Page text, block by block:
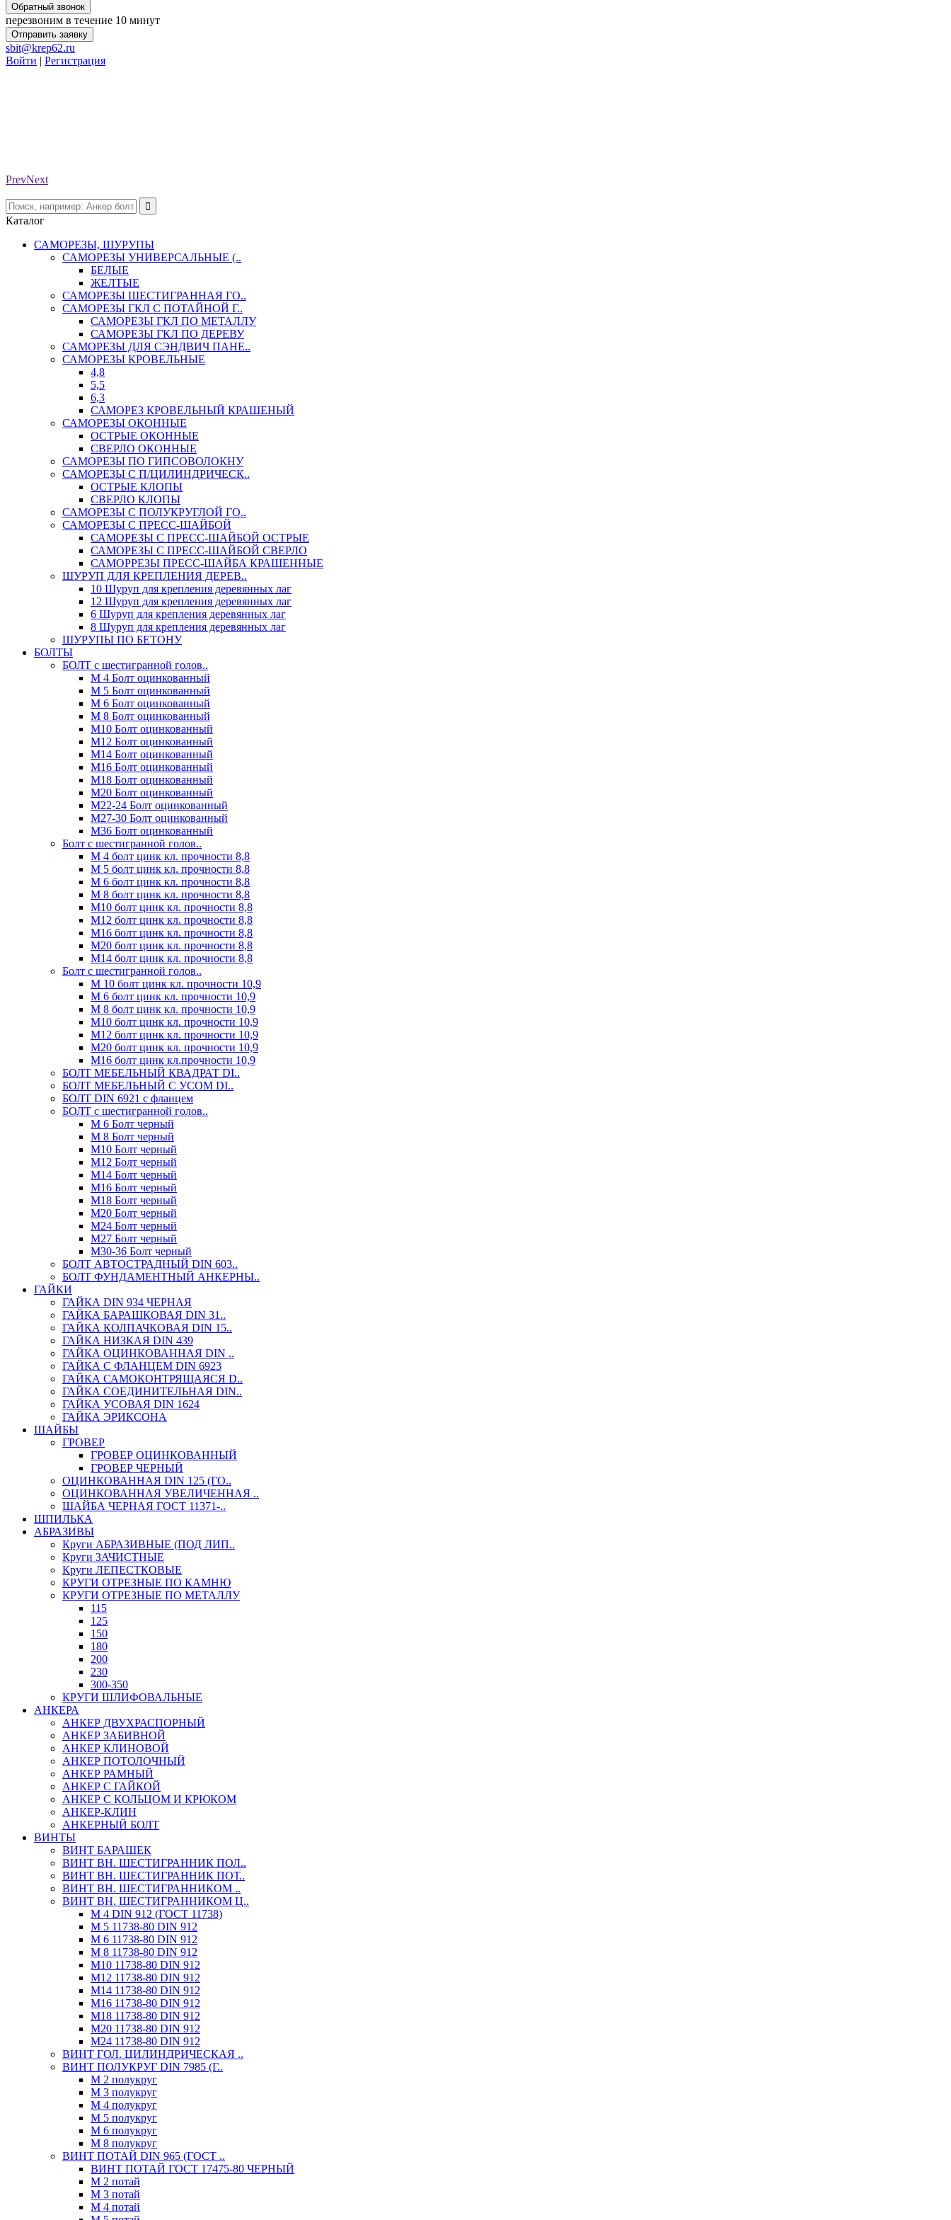
Обратный звонок
перезвоним в течение 10 минут
Отправить заявку
sbit@krep62.ru
Войти | Регистрация
PrevNext
Каталог
САМОРЕЗЫ, ШУРУПЫ
САМОРЕЗЫ УНИВЕРСАЛЬНЫЕ (..
БЕЛЫЕ
ЖЕЛТЫЕ
САМОРЕЗЫ ШЕСТИГРАННАЯ ГО..
САМОРЕЗЫ ГКЛ С ПОТАЙНОЙ Г..
САМОРЕЗЫ ГКЛ ПО МЕТАЛЛУ
САМОРЕЗЫ ГКЛ ПО ДЕРЕВУ
САМОРЕЗЫ ДЛЯ СЭНДВИЧ ПАНЕ..
САМОРЕЗЫ КРОВЕЛЬНЫЕ
4,8
5,5
6,3
САМОРЕЗ КРОВЕЛЬНЫЙ КРАШЕНЫЙ
САМОРЕЗЫ ОКОННЫЕ
ОСТРЫЕ ОКОННЫЕ
СВЕРЛО ОКОННЫЕ
САМОРЕЗЫ ПО ГИПСОВОЛОКНУ
САМОРЕЗЫ С П/ЦИЛИНДРИЧЕСК..
ОСТРЫЕ КЛОПЫ
СВЕРЛО КЛОПЫ
САМОРЕЗЫ С ПОЛУКРУГЛОЙ ГО..
САМОРЕЗЫ С ПРЕСС-ШАЙБОЙ
САМОРЕЗЫ С ПРЕСС-ШАЙБОЙ ОСТРЫЕ
САМОРЕЗЫ С ПРЕСС-ШАЙБОЙ СВЕРЛО
САМОРРЕЗЫ ПРЕСС-ШАЙБА КРАШЕННЫЕ
ШУРУП ДЛЯ КРЕПЛЕНИЯ ДЕРЕВ..
10 Шуруп для крепления деревянных лаг
12 Шуруп для крепления деревянных лаг
6 Шуруп для крепления деревянных лаг
8 Шуруп для крепления деревянных лаг
ШУРУПЫ ПО БЕТОНУ
БОЛТЫ
БОЛТ с шестигранной голов..
М 4 Болт оцинкованный
М 5 Болт оцинкованный
М 6 Болт оцинкованный
М 8 Болт оцинкованный
М10 Болт оцинкованный
М12 Болт оцинкованный
М14 Болт оцинкованный
М16 Болт оцинкованный
М18 Болт оцинкованный
М20 Болт оцинкованный
М22-24 Болт оцинкованный
М27-30 Болт оцинкованный
М36 Болт оцинкованный
Болт с шестигранной голов..
М 4 болт цинк кл. прочности 8,8
М 5 болт цинк кл. прочности 8,8
М 6 болт цинк кл. прочности 8,8
М 8 болт цинк кл. прочности 8,8
М10 болт цинк кл. прочности 8,8
М12 болт цинк кл. прочности 8,8
М16 болт цинк кл. прочности 8,8
М20 болт цинк кл. прочности 8,8
М14 болт цинк кл. прочности 8,8
Болт с шестигранной голов..
М 10 болт цинк кл. прочности 10,9
М 6 болт цинк кл. прочности 10,9
М 8 болт цинк кл. прочности 10,9
М10 болт цинк кл. прочности 10,9
М12 болт цинк кл. прочности 10,9
М20 болт цинк кл. прочности 10,9
М16 болт цинк кл.прочности 10,9
БОЛТ МЕБЕЛЬНЫЙ КВАДРАТ DI..
БОЛТ МЕБЕЛЬНЫЙ С УСОМ DI..
БОЛТ DIN 6921 c фланцем
БОЛТ с шестигранной голов..
М 6 Болт черный
М 8 Болт черный
М10 Болт черный
М12 Болт черный
М14 Болт черный
М16 Болт черный
М18 Болт черный
М20 Болт черный
М24 Болт черный
М27 Болт черный
М30-36 Болт черный
БОЛТ АВТОСТРАДНЫЙ DIN 603..
БОЛТ ФУНДАМЕНТНЫЙ АНКЕРНЫ..
ГАЙКИ
ГАЙКА DIN 934 ЧЕРНАЯ
ГАЙКА БАРАШКОВАЯ DIN 31..
ГАЙКА КОЛПАЧКОВАЯ DIN 15..
ГАЙКА НИЗКАЯ DIN 439
ГАЙКА ОЦИНКОВАННАЯ DIN ..
ГАЙКА С ФЛАНЦЕМ DIN 6923
ГАЙКА САМОКОНТРЯЩАЯСЯ D..
ГАЙКА СОЕДИНИТЕЛЬНАЯ DIN..
ГАЙКА УСОВАЯ DIN 1624
ГАЙКА ЭРИКСОНА
ШАЙБЫ
ГРОВЕР
ГРОВЕР ОЦИНКОВАННЫЙ
ГРОВЕР ЧЕРНЫЙ
ОЦИНКОВАННАЯ DIN 125 (ГО..
ОЦИНКОВАННАЯ УВЕЛИЧЕННАЯ ..
ШАЙБА ЧЕРНАЯ ГОСТ 11371-..
ШПИЛЬКА
АБРАЗИВЫ
Круги АБРАЗИВНЫЕ (ПОД ЛИП..
Круги ЗАЧИСТНЫЕ
Круги ЛЕПЕСТКОВЫЕ
КРУГИ ОТРЕЗНЫЕ ПО КАМНЮ
КРУГИ ОТРЕЗНЫЕ ПО МЕТАЛЛУ
115
125
150
180
200
230
300-350
КРУГИ ШЛИФОВАЛЬНЫЕ
АНКЕРА
АНКЕР ДВУХРАСПОРНЫЙ
АНКЕР ЗАБИВНОЙ
АНКЕР КЛИНОВОЙ
АНКЕР ПОТОЛОЧНЫЙ
АНКЕР РАМНЫЙ
АНКЕР С ГАЙКОЙ
АНКЕР С КОЛЬЦОМ И КРЮКОМ
АНКЕР-КЛИН
АНКЕРНЫЙ БОЛТ
ВИНТЫ
ВИНТ БАРАШЕК
ВИНТ ВН. ШЕСТИГРАННИК ПОЛ..
ВИНТ ВН. ШЕСТИГРАННИК ПОТ..
ВИНТ ВН. ШЕСТИГРАННИКОМ ..
ВИНТ ВН. ШЕСТИГРАННИКОМ Ц..
М 4 DIN 912 (ГОСТ 11738)
М 5 11738-80 DIN 912
М 6 11738-80 DIN 912
М 8 11738-80 DIN 912
М10 11738-80 DIN 912
М12 11738-80 DIN 912
М14 11738-80 DIN 912
М16 11738-80 DIN 912
М18 11738-80 DIN 912
М20 11738-80 DIN 912
М24 11738-80 DIN 912
ВИНТ ГОЛ. ЦИЛИНДРИЧЕСКАЯ ..
ВИНТ ПОЛУКРУГ DIN 7985 (Г..
М 2 полукруг
М 3 полукруг
М 4 полукруг
М 5 полукруг
М 6 полукруг
М 8 полукруг
ВИНТ ПОТАЙ DIN 965 (ГОСТ ..
ВИНТ ПОТАЙ ГОСТ 17475-80 ЧЕРНЫЙ
М 2 потай
М 3 потай
М 4 потай